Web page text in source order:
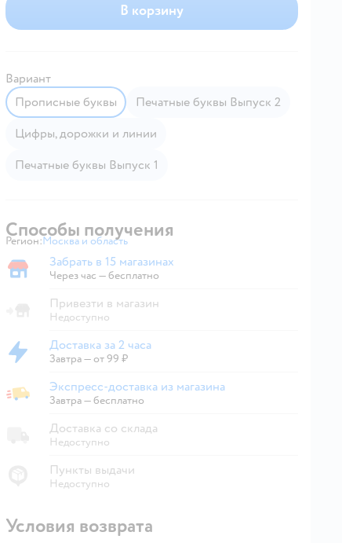
В корзину
Вариант
Прописные буквы
Печатные буквы Выпуск 2
Цифры, дорожки и линии
Печатные буквы Выпуск 1
Способы получения
Регион: Выбор адреса доставки.
Москва и область
Забрать в магазине
Забрать в 15 магазинах
Через час — бесплатно
Привезти в магазин
Недоступно
Доставка за 2 часа
Доставка за 2 часа
Завтра—от 99 ₽
Экспресс-доставка из магазина
Экспресс-доставка из магазина
Завтра—бесплатно
Доставка со склада
Недоступно
Пункты выдачи
Недоступно
Условия возврата